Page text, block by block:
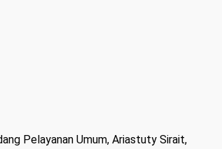
Pelayanan Umum, Ariastuty Sirait,